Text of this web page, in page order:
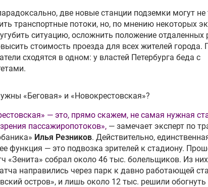
две новые станции подземки могут не
транспортные потоки, но, по мнению некоторых
ситуацию, осложнить положение отдаленных
стоимость проезда для всех жителей города.
сходятся в одном: у властей Петербурга беда с
«Беговая» и «Новокрестовская»?
— это, прямо скажем, не самая нужная
пассажиропотоков», — замечает эксперт по
Илья Резников. Действительно,
функция — это подвозка зрителей к стадиону.
«Зенита» собрал около 46 тыс. болельщиков. Из
направились через парк к давно работающей
остров», и лишь около 12 тыс. решили обогнуть